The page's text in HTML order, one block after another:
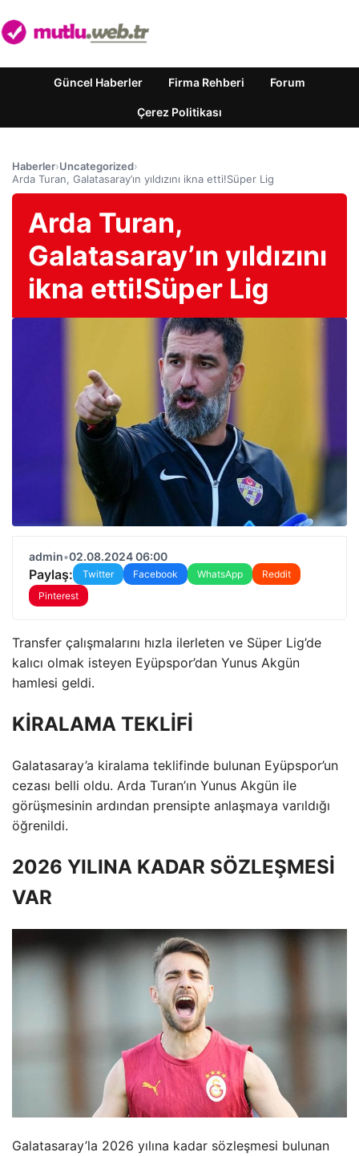
Güncel Haberler Firma Rehberi Forum
Çerez Politikası
Haberler›Uncategorized›
Arda Turan, Galatasaray’ın yıldızını ikna etti!Süper Lig
Arda Turan,
Galatasaray’ın yıldızını
ikna etti!Süper Lig
admin•02.08.2024 06:00
Paylaş: Twitter Facebook WhatsApp
Reddit
Pinterest
Transfer çalışmalarını hızla ilerleten ve Süper Lig’de
kalıcı olmak isteyen Eyüpspor’dan Yunus Akgün
hamlesi geldi.
KİRALAMA TEKLİFİ
Galatasaray’a kiralama teklifinde bulunan Eyüpspor’un
cezası belli oldu. Arda Turan’ın Yunus Akgün ile
görüşmesinin ardından prensipte anlaşmaya varıldığı
öğrenildi.
2026 YILINA KADAR SÖZLEŞMESİ
VAR
Galatasaray’la 2026 yılına kadar sözleşmesi bulunan